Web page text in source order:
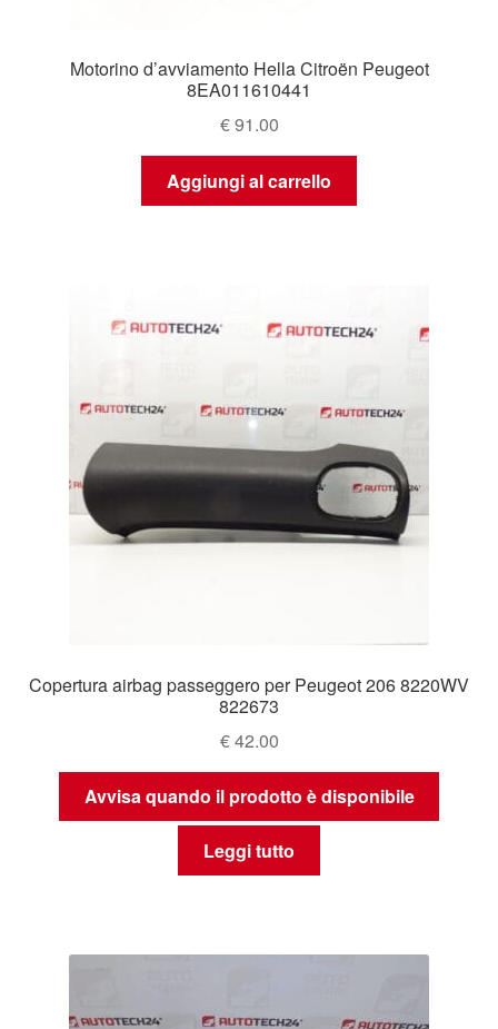
Motorino d’avviamento Hella Citroën Peugeot
8EA011610441
€91.00
Aggiungi al carrello
Copertura airbag passeggero per Peugeot 206 8220WV
822673
€42.00
Avvisa quando il prodotto è disponibile
Leggi tutto